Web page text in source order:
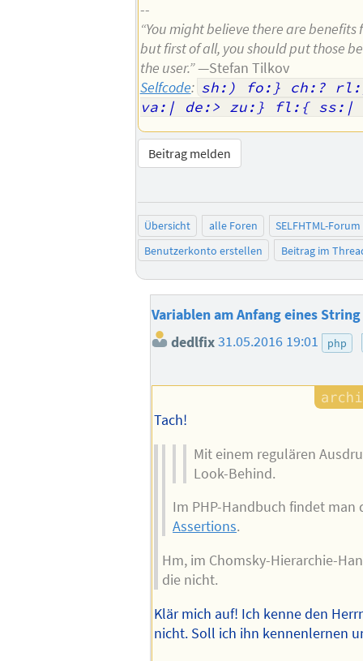
--
“You might believe there are benefits
but first of all, you should put those
the user.”—Stefan Tilkov
Selfcode: sh:) fo:} ch:?
va:| de:> zu:} fl:{
Beitrag melden
Übersicht alle Foren
SELFHTML-Forum
Benutzerkonto erstellen
Beitrag im
Variablen am Anfang eines
dedlfix 31.05.2016 19:01 php
Tach!
Mit einem regulären
Look-Behind.
Im PHP-Handbuch findet man
Assertions.
Hm, im Chomsky-Hierarchie-
die nicht.
Klär mich auf! Ich kenne den
nicht. Soll ich ihn kennenlernen